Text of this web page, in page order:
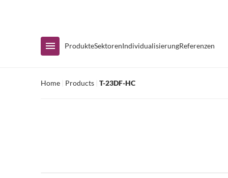
ProdukteSektorenIndividualisierungReferenzen
Home Products T-23DF-HC